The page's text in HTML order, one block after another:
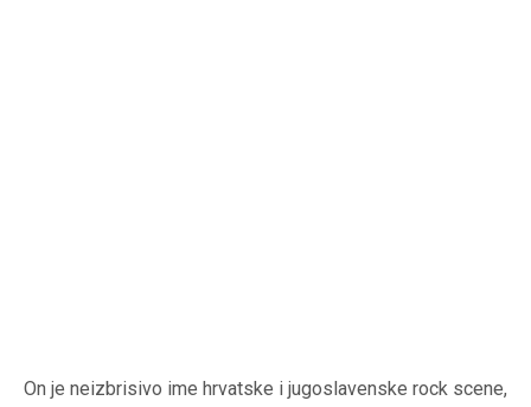
On je neizbrisivo ime hrvatske i jugoslavenske rock scene,